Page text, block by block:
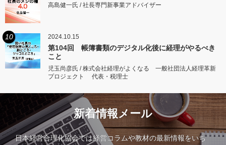
高島健一氏 / 社長専門新事業アドバイザー
10 2024.10.15
第104回 帳簿書類のデジタル化後に経理がやるべき
こと
児玉尚彦氏 / 株式会社経理がよくなる 一般社団法人経理革新
プロジェクト 代表・税理士
新着情報メール
日本経営合理化協会では経営コラムや教材の最新情報をいち